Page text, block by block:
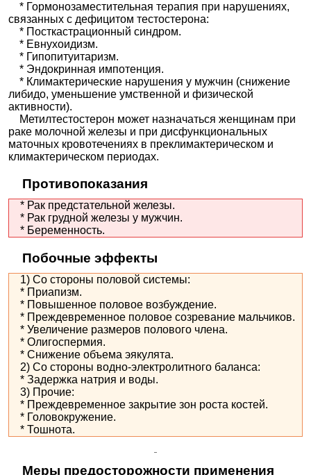
* Гормонозаместительная терапия при нарушениях,
связанных с дефицитом тестостерона:
* Посткастрационный синдром.
* Евнухоидизм.
* Гипопитуитаризм.
* Эндокринная импотенция.
* Климактерические нарушения у мужчин (снижение
либидо, уменьшение умственной и физической
активности).
Метилтестостерон может назначаться женщинам при
раке молочной железы и при дисфункциональных
маточных кровотечениях в преклимактерическом и
климактерическом периодах.
Противопоказания
* Рак предстательной железы.
* Рак грудной железы у мужчин.
* Беременность.
Побочные эффекты
1) Со стороны половой системы:
* Приапизм.
* Повышенное половое возбуждение.
* Преждевременное половое созревание мальчиков.
* Увеличение размеров полового члена.
* Олигоспермия.
* Снижение объема эякулята.
2) Со стороны водно-электролитного баланса:
* Задержка натрия и воды.
3) Прочие:
* Преждевременное закрытие зон роста костей.
* Головокружение.
* Тошнота.
Меры предосторожности применения